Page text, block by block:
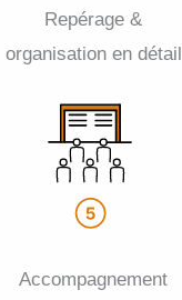
Repérage &
organisation en détail
Accompagnement